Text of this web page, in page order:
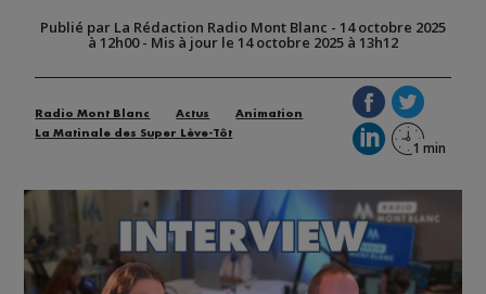
Publié par La Rédaction Radio Mont Blanc - 14 octobre 2025
à 12h00- Mis à jour le 14 octobre 2025 à 13h12
Radio Mont Blanc Actus
Animation
La Matinale des Super Lève-Tôt